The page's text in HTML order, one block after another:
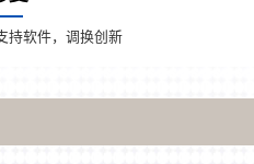
持软件，调换创新